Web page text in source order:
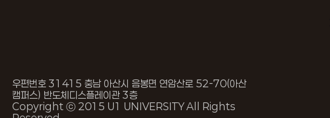
우편번호 31415 충남 아산시 음봉면 연암산로 52-70(아산
캠퍼스) 반도체디스플레이관 3층
Copyright ⓒ 2015 U1 UNIVERSITY All Rights